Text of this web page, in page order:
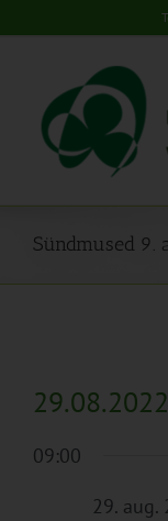
to
Sündmused 9.
29.08.2022
kuupäev.
09:00
29. aug.